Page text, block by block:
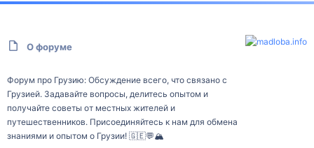
О форуме
Форум про Грузию: Обсуждение всего, что связано с
Грузией. Задавайте вопросы, делитесь опытом и
получайте советы от местных жителей и
путешественников. Присоединяйтесь к нам для обмена
знаниями и опытом о Грузии! 🇬🇪💬🏔️